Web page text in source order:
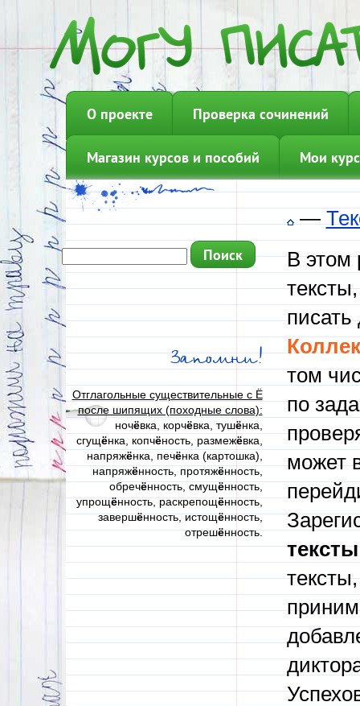
О проекте Проверка сочинений
Магазин курсов и пособий Мои
Запомни!
Отглагольные существительные с Ё
после шипящих (походные слова):
ночёвка, корчёвка, тушёнка,
сгущёнка, копчёность, размежёвка,
напряжёнка, печёнка (картошка),
напряжённость, протяжённость,
обречённость, смущённость,
упрощённость, раскрепощённость,
завершённость, истощённость,
отрешённость.
—
В этом
писать
том
по
может
тексты